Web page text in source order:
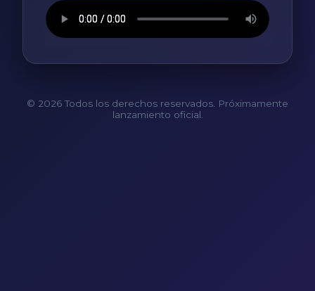
© 2026 Todos los derechos reservados. Próximamente
lanzamiento oficial.